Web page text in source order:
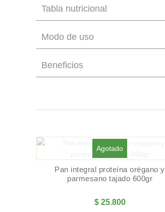
Tabla nutricional
Modo de uso
Beneficios
Agotado
Pan integral proteína orégano y
parmesano tajado 600gr
$25.800